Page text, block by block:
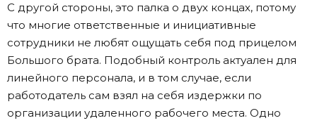
С другой стороны, это палка о двух концах, потому
что многие ответственные и инициативные
сотрудники не любят ощущать себя под прицелом
Большого брата. Подобный контроль актуален для
линейного персонала, и в том случае, если
работодатель сам взял на себя издержки по
организации удаленного рабочего места. Одно